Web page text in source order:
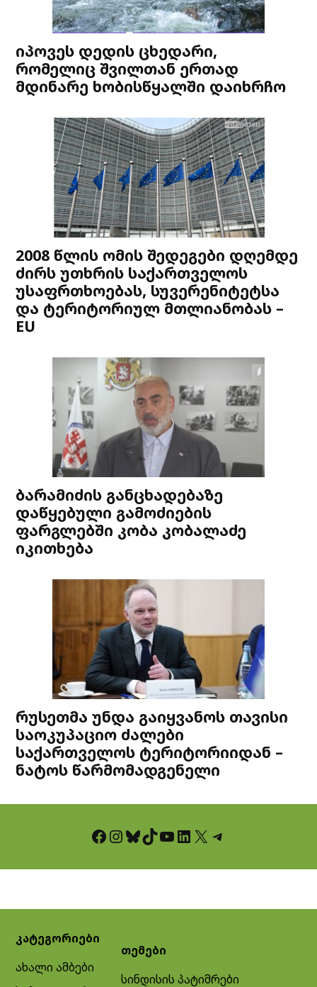
იპოვეს დედის ცხედარი,
რომელიც შვილთან ერთად
მდინარე ხობისწყალში დაიხრჩო
2008 წლის ომის შედეგები დღემდე
ძირს უთხრის საქართველოს
უსაფრთხოებას, სუვერენიტეტსა
და ტერიტორიულ მთლიანობას –
EU
ბარამიძის განცხადებაზე
დაწყებული გამოძიების
ფარგლებში კობა კობალაძე
იკითხება
რუსეთმა უნდა გაიყვანოს თავისი
საოკუპაციო ძალები
საქართველოს ტერიტორიიდან –
ნატოს წარმომადგენელი
Facebook InstagramBluesky TikTok YouTube LinkedIn X Telegram
კატეგორიები
ახალი ამბები
თემები
სინდისის პატიმრები